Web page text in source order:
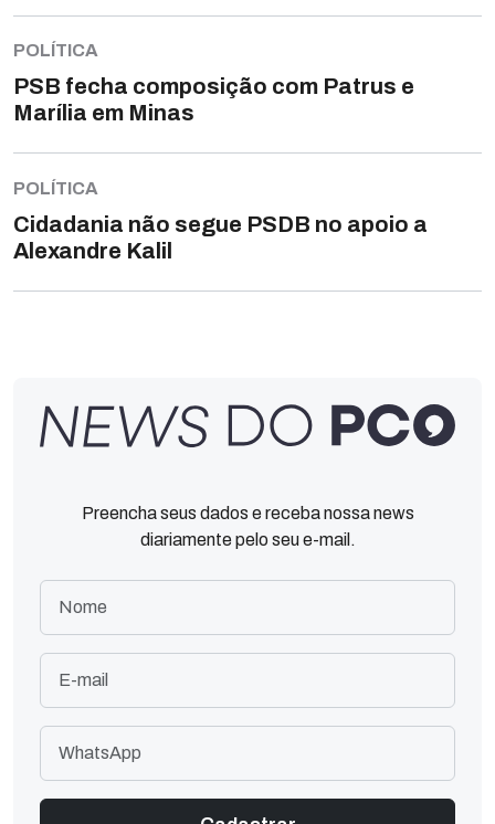
POLÍTICA
PSB fecha composição com Patrus e
Marília em Minas
POLÍTICA
Cidadania não segue PSDB no apoio a
Alexandre Kalil
Preencha seus dados e receba nossa news
diariamente pelo seu e-mail.